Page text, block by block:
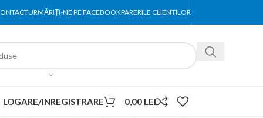
URMĂRIȚI-NE PE FACEBOOKPARERILE CLIENTILOR
LOGARE/INREGISTRARE 0,00 LEI